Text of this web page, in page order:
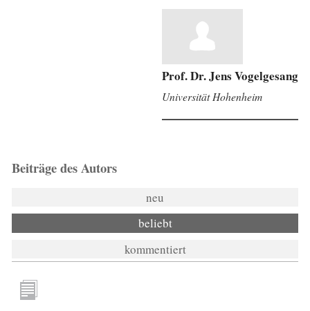
Prof. Dr. Jens Vogelgesang
Universität Hohenheim
Beiträge des Autors
neu
beliebt
kommentiert